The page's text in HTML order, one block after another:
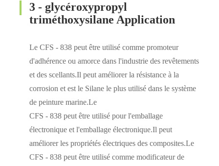
3 - glycéroxypropyl
triméthoxysilane Application
Le CFS - 838 peut être utilisé comme promoteur
d'adhérence ou amorce dans l'industrie des revêtements
et des scellants.Il peut améliorer la résistance à la
corrosion et est le Silane le plus utilisé dans le système
de peinture marine.Le
CFS - 838 peut être utilisé pour l'emballage
électronique et l'emballage électronique.Il peut
améliorer les propriétés électriques des composites.Le
CFS - 838 peut être utilisé comme modificateur de